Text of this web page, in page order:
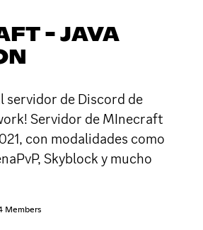
- JAVA
servidor de Discord de
Servidor de MInecraft
con modalidades como
Skyblock y mucho
Members